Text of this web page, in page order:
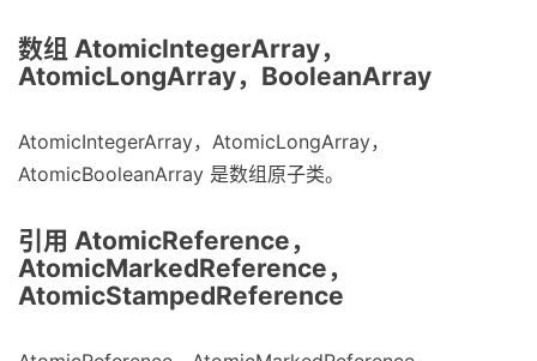
数组 AtomicIntegerArray，
AtomicLongArray，BooleanArray
AtomicIntegerArray，AtomicLongArray，
AtomicBooleanArray 是数组原子类。
引用 AtomicReference，
AtomicMarkedReference，
AtomicStampedReference